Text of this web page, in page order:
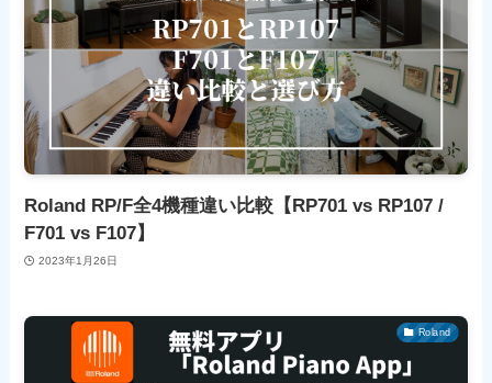
Roland RP/F全4機種違い比較【RP701 vs RP107 /
F701 vs F107】
2023年1月26日
Roland